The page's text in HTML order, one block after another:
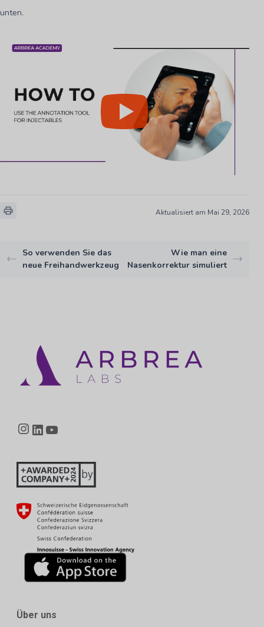
unten.
Aktualisiert am Mai 29, 2026
So verwenden Sie das
neue Freihandwerkzeug
Wie man eine
Nasenkorrektur simuliert
Instagram
LinkedIn
Über uns